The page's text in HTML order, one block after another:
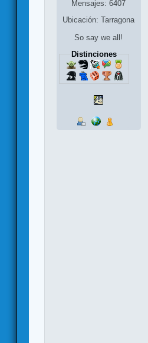
Mensajes: 6407
Ubicación: Tarragona
So say we all!
Distinciones